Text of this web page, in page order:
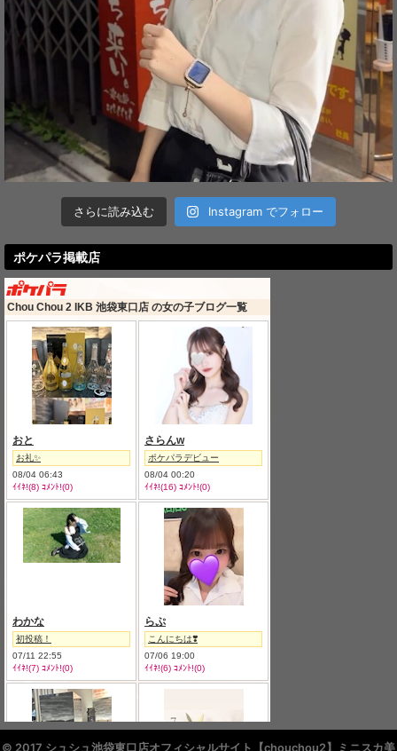
さらに読み込む Instagram でフォロー
ポケパラ掲載店
© 2017 シュシュ池袋東口店オフィシャルサイト【chouchou2】ミニスカ美